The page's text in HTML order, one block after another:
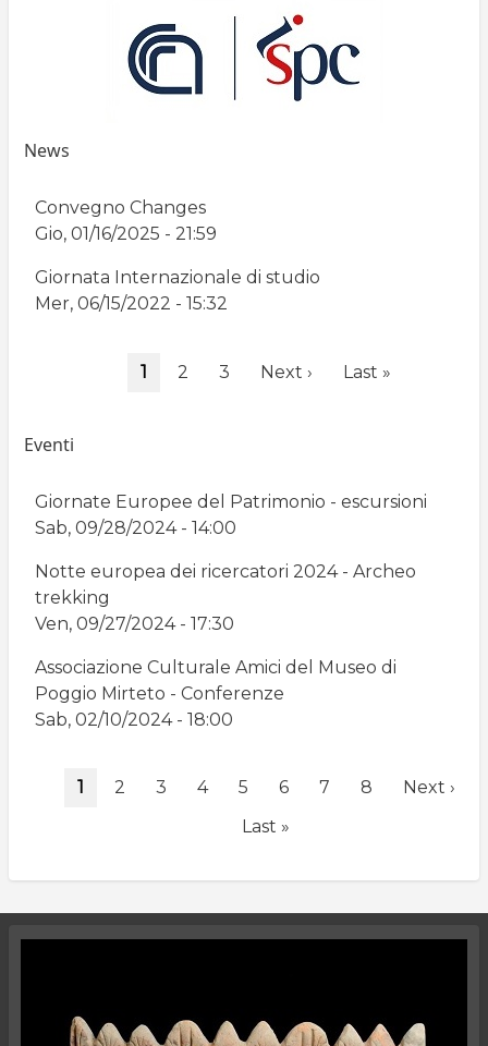
News
Convegno Changes
Gio, 01/16/2025 - 21:59
Giornata Internazionale di studio
Mer, 06/15/2022 - 15:32
Pagina
1 Page
2 Page
3
Pagina
Next ›
Ultima
Last »
Eventi
Giornate Europee del Patrimonio - escursioni
Sab, 09/28/2024 - 14:00
Notte europea dei ricercatori 2024 - Archeo
trekking
Ven, 09/27/2024 - 17:30
Associazione Culturale Amici del Museo di
Poggio Mirteto - Conferenze
Sab, 02/10/2024 - 18:00
Pagina
1 Page
2 Page
3 Page
4 Page
5 Page
6 Page
7 Page
8
Pagina
Next ›
Ultima
Last »